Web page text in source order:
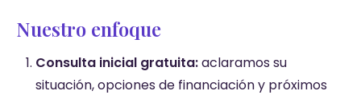
Nuestro enfoque
Consulta inicial gratuita:aclaramos su
situación, opciones de financiación y próximos